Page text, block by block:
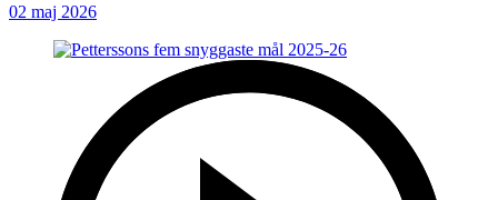
02 maj 2026